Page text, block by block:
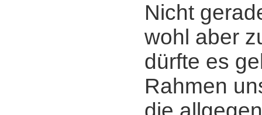
Nicht
wohl aber
dürfte es
Rahmen